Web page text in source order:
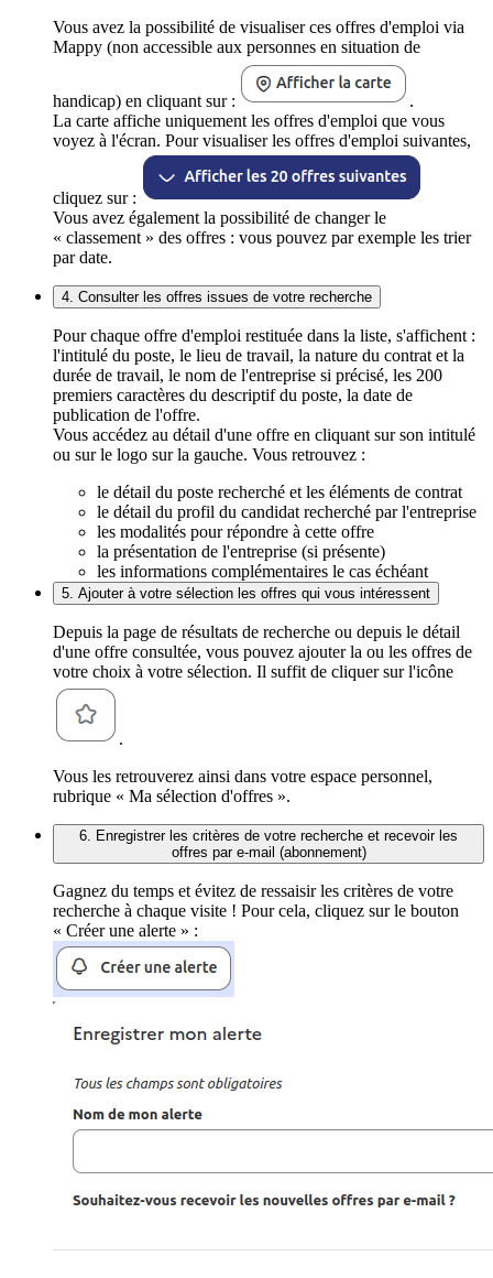
Vous avez la possibilité de visualiser ces offres d'emploi via
Mappy (non accessible aux personnes en situation de
handicap) en cliquant sur :
.
La carte affiche uniquement les offres d'emploi que vous
voyez à l'écran. Pour visualiser les offres d'emploi suivantes,
cliquez sur :
Vous avez également la possibilité de changer le
« classement » des offres : vous pouvez par exemple les trier
par date.
4. Consulter les offres issues de votre recherche
Pour chaque offre d'emploi restituée dans la liste, s'affichent :
l'intitulé du poste, le lieu de travail, la nature du contrat et la
durée de travail, le nom de l'entreprise si précisé, les 200
premiers caractères du descriptif du poste, la date de
publication de l'offre.
Vous accédez au détail d'une offre en cliquant sur son intitulé
ou sur le logo sur la gauche. Vous retrouvez :
le détail du poste recherché et les éléments de contrat
le détail du profil du candidat recherché par l'entreprise
les modalités pour répondre à cette offre
la présentation de l'entreprise (si présente)
les informations complémentaires le cas échéant
5. Ajouter à votre sélection les offres qui vous intéressent
Depuis la page de résultats de recherche ou depuis le détail
d'une offre consultée, vous pouvez ajouter la ou les offres de
votre choix à votre sélection. Il suffit de cliquer sur l'icône
.
Vous les retrouverez ainsi dans votre espace personnel,
rubrique « Ma sélection d'offres ».
6. Enregistrer les critères de votre recherche et recevoir les
offres par e-mail (abonnement)
Gagnez du temps et évitez de ressaisir les critères de votre
recherche à chaque visite ! Pour cela, cliquez sur le bouton
« Créer une alerte » :